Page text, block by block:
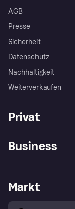
AGB
Presse
Sicherheit
Datenschutz
Nachhaltigkeit
Weiterverkaufen
Privat
Klarna App
Shops entdecken
Business
Händlerportal
Markt